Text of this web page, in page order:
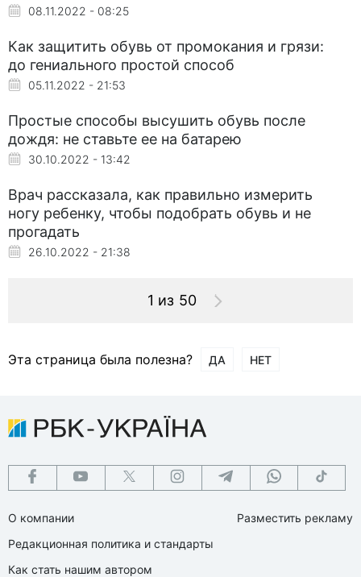
08.11.2022 - 08:25
Как защитить обувь от промокания и грязи:
до гениального простой способ
05.11.2022 - 21:53
Простые способы высушить обувь после
дождя: не ставьте ее на батарею
30.10.2022 - 13:42
Врач рассказала, как правильно измерить
ногу ребенку, чтобы подобрать обувь и не
прогадать
26.10.2022 - 21:38
1 из 50
Эта страница была полезна? ДА НЕТ
О компании
Редакционная политика и стандарты
Как стать нашим автором
Разместить рекламу